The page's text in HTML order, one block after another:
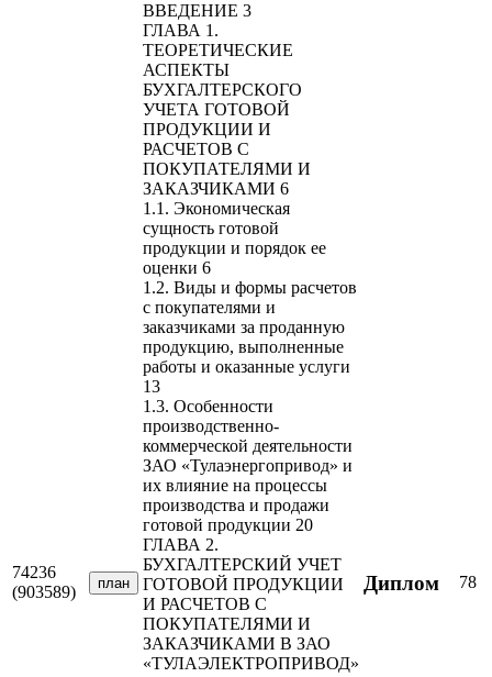
74236
(903589)
план
ВВЕДЕНИЕ 3
ГЛАВА 1.
ТЕОРЕТИЧЕСКИЕ
АСПЕКТЫ
БУХГАЛТЕРСКОГО
УЧЕТА ГОТОВОЙ
ПРОДУКЦИИ И
РАСЧЕТОВ С
ПОКУПАТЕЛЯМИ И
ЗАКАЗЧИКАМИ 6
1.1. Экономическая
сущность готовой
продукции и порядок ее
оценки 6
1.2. Виды и формы рас‏четов
с‏ покупателями и
заказчиками за проданную
продукцию, выполненные
работы и оказанные ус‏луги
13
1.3. Особенности
производственно-
коммерческой деятельности
ЗАО «Тулаэнергопривод» и
их влияние на процессы
производства и продажи
готовой продукции 20
ГЛАВА 2.
БУХГАЛТЕРСКИЙ УЧЕТ
ГОТОВОЙ ПРОДУКЦИИ
И РАСЧЕТОВ С
ПОКУПАТЕЛЯМИ И
ЗАКАЗЧИКАМИ В ЗАО
«ТУЛАЭЛЕКТРОПРИВОД»
Диплом 78